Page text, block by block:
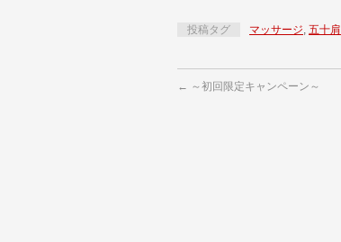
投稿タグ マッサージ, 五十肩
← ～初回限定キャンペーン～